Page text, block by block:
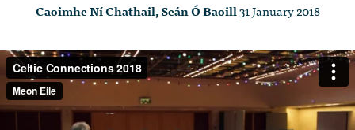
Caoimhe Ní Chathail, Seán Ó Baoill31 January 2018